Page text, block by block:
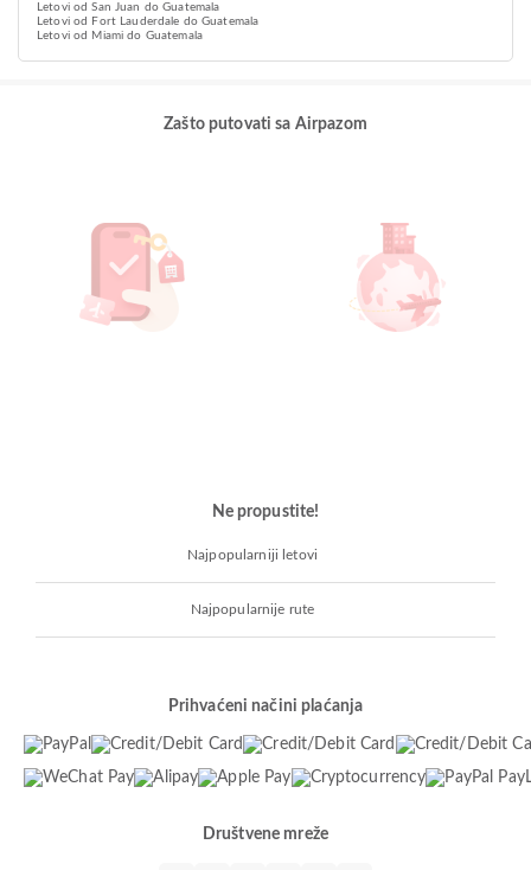
Letovi od San Juan do Guatemala
Letovi od Fort Lauderdale do Guatemala
Letovi od Miami do Guatemala
Zašto putovati sa Airpazom
Ne propustite!
Najpopularniji letovi
Najpopularnije rute
Prihvaćeni načini plaćanja
Društvene mreže